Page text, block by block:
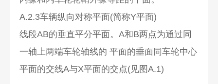
A.2.3车辆纵向对称平面(简称Y平面)
线段AB的垂直平分平面。A和B两点为通过同
一轴上两端车轮轴线的 平面的垂面同车轮中心
平面的交线A与X平面的交点(见图A.1)